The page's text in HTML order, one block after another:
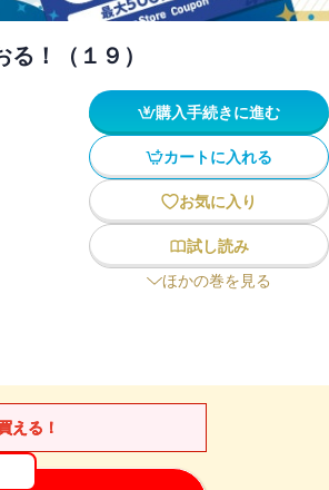
！（１９）
購入手続きに進む
カートに入れる
お気に入り
試し読み
ほかの巻を見る
える！